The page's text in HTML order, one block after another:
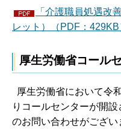
「介護職員処遇改
レット）（PDF：429KB
厚生労働省コール
厚生労働省において令
りコールセンターが開
のお問い合わせがござい